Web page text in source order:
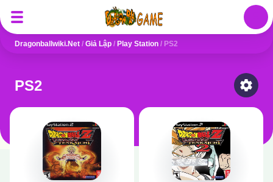
Dragonballwiki.net / Giả Lập / Play Station / PS2
PS2
Select